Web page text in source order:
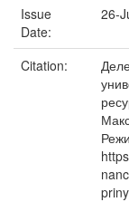
Issue
Date:
26-
Citation: